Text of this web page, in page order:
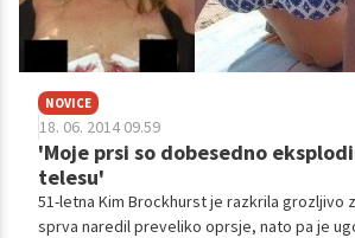
NOVICE
18. 06. 2014 09.59
'Moje prsi so dobesedno
telesu'
51-letna Kim Brockhurst je razkrila grozljivo
sprva naredil preveliko oprsje, nato pa je